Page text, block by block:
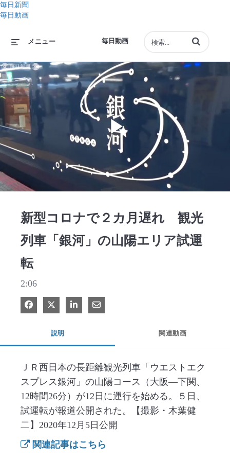
毎日新聞
毎日動画
毎日動画
メニュー 動画の検索語句
Play
新型コロナで２カ月遅れ 観光
列車「銀河」の山陽エリア試運
転
2:06
Facebook で共有
Xで共有する
LinkedIn で共有
電子メールで共有
説明 関連動画
ＪＲ西日本の長距離観光列車「ウエストエク
スプレス銀河」の山陽コース（大阪―下関、
12時間26分）が12日に運行を始める。５日、
試運転が報道公開された。【撮影・木葉健
二】2020年12月5日公開
関連記事はこちら